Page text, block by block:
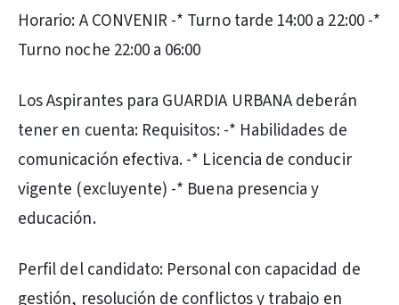
Horario: A CONVENIR -* Turno tarde 14:00 a 22:00 -*
Turno noche 22:00 a 06:00
Los Aspirantes para GUARDIA URBANA deberán
tener en cuenta: Requisitos: -* Habilidades de
comunicación efectiva. -* Licencia de conducir
vigente (excluyente) -* Buena presencia y
educación.
Perfil del candidato: Personal con capacidad de
gestión, resolución de conflictos y trabajo en